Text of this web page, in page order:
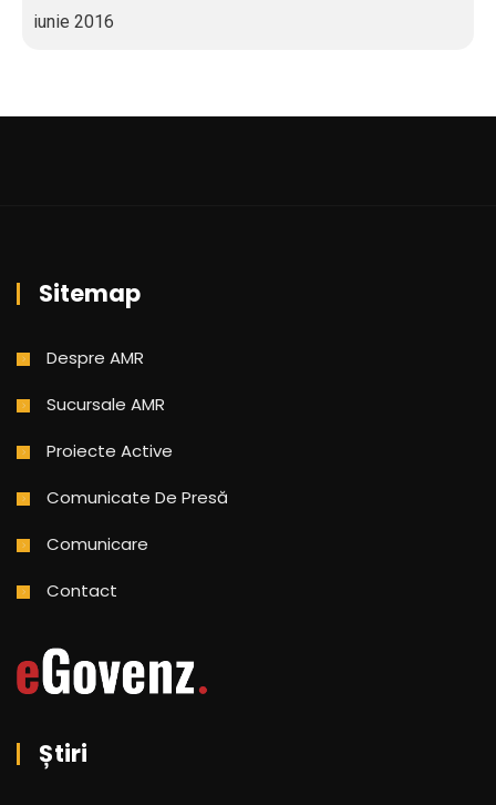
iunie 2016
Sitemap
Despre AMR
Sucursale AMR
Proiecte Active
Comunicate De Presă
Comunicare
Contact
Știri